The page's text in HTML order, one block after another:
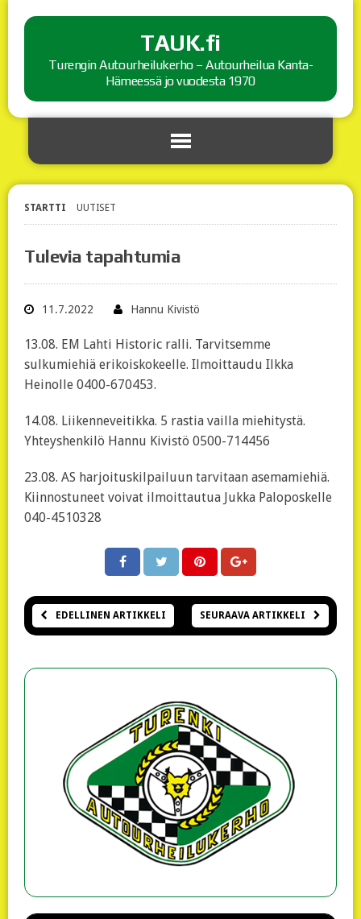
TAUK.fi
Turengin Autourheilukerho – Autourheilua Kanta-
Hämeessä jo vuodesta 1970
STARTTI UUTISET
Tulevia tapahtumia
11.7.2022 Hannu Kivistö
13.08. EM Lahti Historic ralli. Tarvitsemme
sulkumiehiä erikoiskokeelle. Ilmoittaudu Ilkka
Heinolle 0400-670453.
14.08. Liikenneveitikka. 5 rastia vailla miehitystä.
Yhteyshenkilö Hannu Kivistö 0500-714456
23.08. AS harjoituskilpailuun tarvitaan asemamiehiä.
Kiinnostuneet voivat ilmoittautua Jukka Paloposkelle
040-4510328
EDELLINEN ARTIKKELI SEURAAVA ARTIKKELI